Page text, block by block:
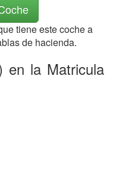
tiene este coche a
de hacienda.
la Matricula